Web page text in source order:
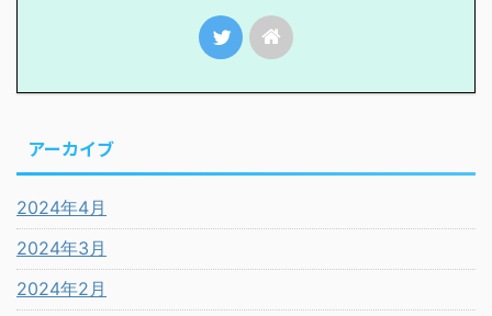
アーカイブ
2024年4月
2024年3月
2024年2月